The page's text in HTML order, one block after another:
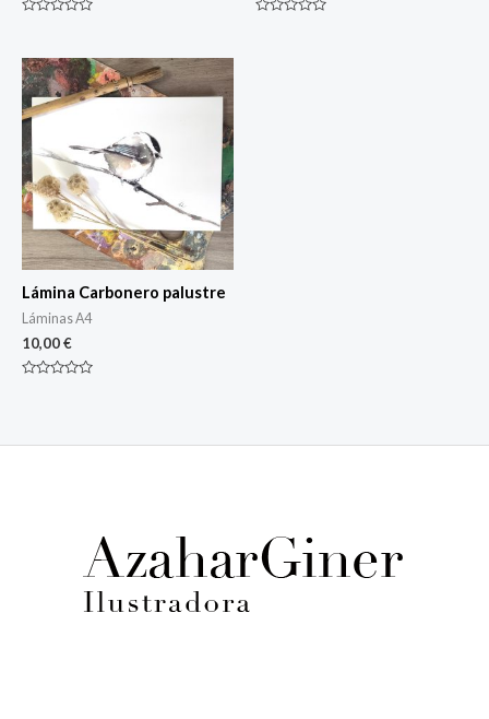
of
5
Lámina Carbonero palustre
Láminas A4
10,00€